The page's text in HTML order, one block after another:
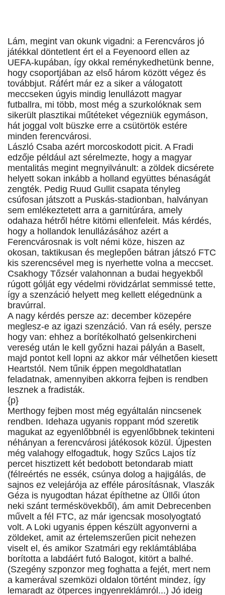
Lám, megint van okunk vigadni: a Ferencváros jó
játékkal döntetlent ért el a Feyenoord ellen az
UEFA-kupában, így okkal reménykedhetünk benne,
hogy csoportjában az első három között végez és
továbbjut. Ráfért már ez a siker a válogatott
meccseken úgyis mindig lenullázott magyar
futballra, mi több, most még a szurkolóknak sem
sikerült plasztikai műtéteket végezniük egymáson,
hát joggal volt büszke erre a csütörtök estére
minden ferencvárosi.
László Csaba azért morcoskodott picit. A Fradi
edzője például azt sérelmezte, hogy a magyar
mentalitás megint megnyilvánult: a zöldek dicsérete
helyett sokan inkább a holland együttes bénaságát
zengték. Pedig Ruud Gullit csapata tényleg
csúfosan játszott a Puskás-stadionban, halványan
sem emlékeztetett arra a garnitúrára, amely
odahaza hétről hétre kitömi ellenfeleit. Más kérdés,
hogy a hollandok lenullázásához azért a
Ferencvárosnak is volt némi köze, hiszen az
okosan, taktikusan és meglepően bátran játszó FTC
kis szerencsével meg is nyerhette volna a meccset.
Csakhogy Tőzsér valahonnan a budai hegyekből
rúgott gólját egy védelmi rövidzárlat semmissé tette,
így a szenzáció helyett meg kellett elégednünk a
bravúrral.
A nagy kérdés persze az: december közepére
meglesz-e az igazi szenzáció. Van rá esély, persze
hogy van: ehhez a borítékolható gelsenkircheni
vereség után le kell győzni hazai pályán a Baselt,
majd pontot kell lopni az akkor már vélhetően kiesett
Heartstól. Nem tűnik éppen megoldhatatlan
feladatnak, amennyiben akkorra fejben is rendben
lesznek a fradisták.
{p}
Merthogy fejben most még egyáltalán nincsenek
rendben. Idehaza ugyanis roppant mód szeretik
magukat az egyenlőbbnél is egyenlőbbnek tekinteni
néhányan a ferencvárosi játékosok közül. Újpesten
még valahogy elfogadtuk, hogy Szűcs Lajos tíz
percet hisztizett két bedobott betondarab miatt
(félreértés ne essék, csúnya dolog a hajigálás, de
sajnos ez velejárója az efféle párosításnak, Vlaszák
Géza is nyugodtan házat építhetne az Üllői úton
neki szánt terméskövekből), ám amit Debrecenben
művelt a fél FTC, az már igencsak mosolyogtató
volt. A Loki ugyanis éppen készült agyonverni a
zöldeket, amit az értelemszerűen picit nehezen
viselt el, és amikor Szatmári egy reklámtáblába
borította a labdáért futó Balogot, kitört a balhé.
(Szegény szponzor meg foghatta a fejét, mert nem
a kamerával szemközi oldalon történt mindez, így
lemaradt az ötperces ingyenreklámról...) Jó ideig